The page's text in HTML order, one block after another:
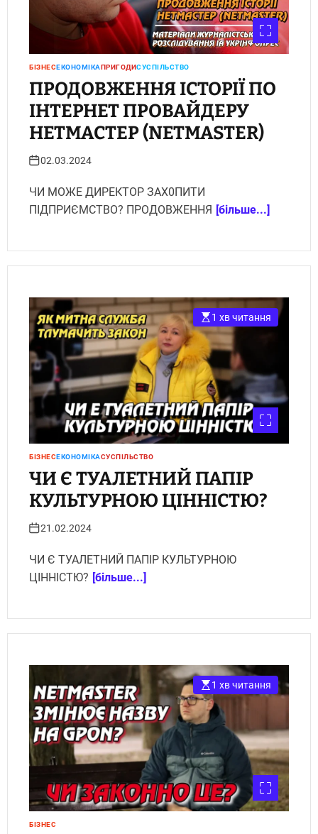
БІЗНЕСЕКОНОМІКАПРИГОДИСУСПІЛЬСТВО
ПРОДОВЖЕННЯ ІСТОРІЇ ПО
ІНТЕРНЕТ ПРОВАЙДЕРУ
НЕТМАСТЕР (NETMASTER)
02.03.2024
ЧИ МОЖЕ ДИРЕКТОР ЗАХ0ПИТИ
ПІДПРИЄМСТВО? ПРОДОВЖЕННЯ [більше...]
1 хв читання
БІЗНЕСЕКОНОМІКАСУСПІЛЬСТВО
ЧИ Є ТУАЛЕТНИЙ ПАПІР
КУЛЬТУРНОЮ ЦІННІСТЮ?
21.02.2024
ЧИ Є ТУАЛЕТНИЙ ПАПІР КУЛЬТУРНОЮ
ЦІННІСТЮ? [більше...]
1 хв читання
БІЗНЕС